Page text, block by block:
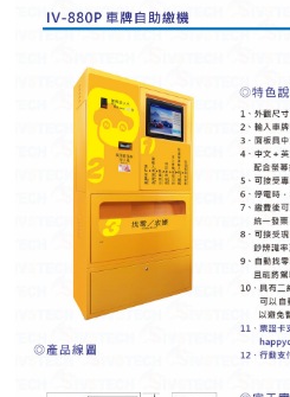
Etag長距離讀卡機系列
紅綠燈號誌系統系列
人員通關管制機系列
停車場周邊系列
車輪檔防撞條系列
電動遮陽簾系列